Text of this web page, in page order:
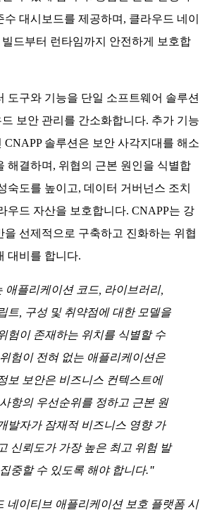
대시보드를 제공하며, 클라우드 네이
드부터 런타임까지 안전하게 보호합
도구와 기능을 단일 소프트웨어 솔루션
보안 관리를 간소화합니다. 추가 기능
CNAPP 솔루션은 보안 사각지대를 해소
해결하며, 위협의 근본 원인을 식별합
숙도를 높이고, 데이터 거버넌스 조치
우드 자산을 보호합니다. CNAPP는 강
을 선제적으로 구축하고 진화하는 위협
대비를 합니다.
애플리케이션 코드, 라이브러리,
트, 구성 및 취약점에 대한 모델을
험이 존재하는 위치를 식별할 수
험이 전혀 없는 애플리케이션은
보 보안은 비즈니스 컨텍스트에
항의 우선순위를 정하고 근본 원
발자가 잠재적 비즈니스 영향 가
신뢰도가 가장 높은 최고 위험 발
중할 수 있도록 해야 합니다."
네이티브 애플리케이션 보호 플랫폼 시